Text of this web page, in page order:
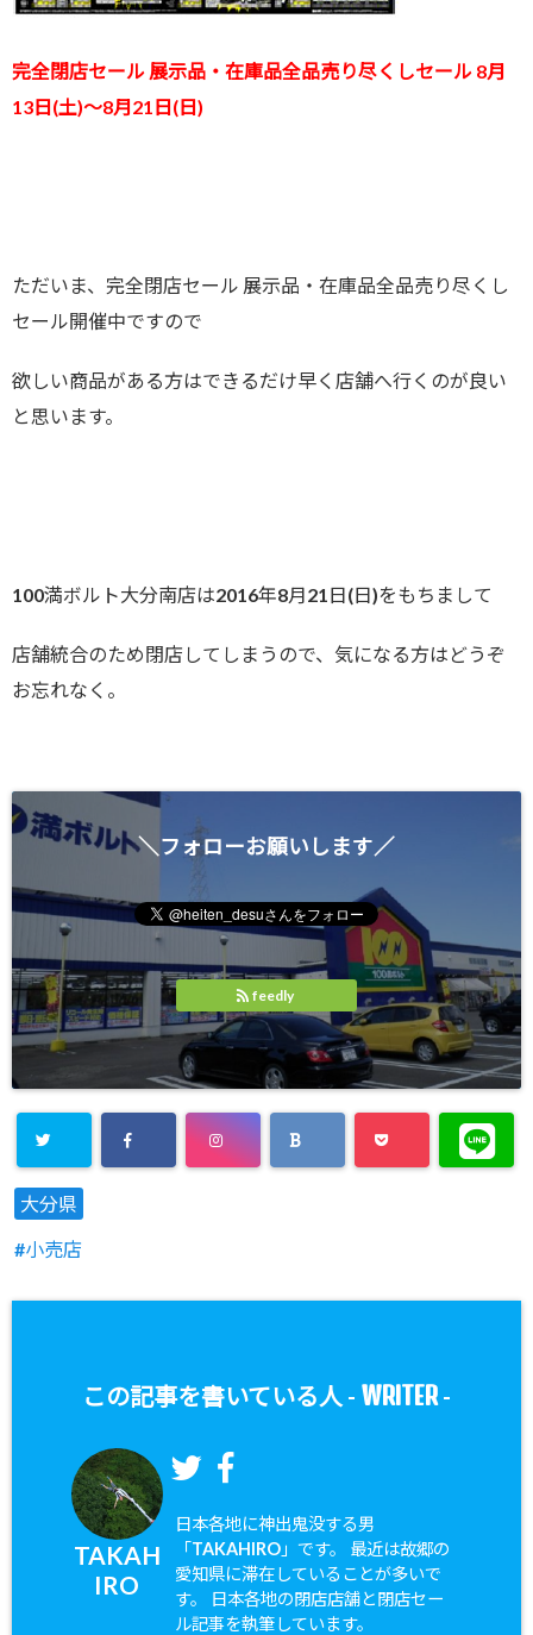
完全閉店セール 展示品・在庫品全品売り尽くしセール 8月
13日(土)～8月21日(日)
ただいま、完全閉店セール 展示品・在庫品全品売り尽くし
セール開催中ですので
欲しい商品がある方はできるだけ早く店舗へ行くのが良い
と思います。
100満ボルト大分南店は2016年8月21日(日)をもちまして
店舗統合のため閉店してしまうので、気になる方はどうぞ
お忘れなく。
＼フォローお願いします／
feedly
大分県
小売店
この記事を書いている人 - WRITER-
TAKAH
IRO
日本各地に神出鬼没する男
「TAKAHIRO」です。 最近は故郷の
愛知県に滞在していることが多いで
す。 日本各地の閉店店舗と閉店セー
ル記事を執筆しています。